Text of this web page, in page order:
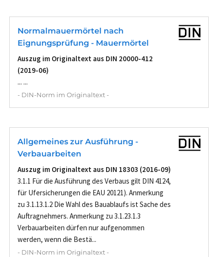
Normalmauermörtel nach
Eignungsprüfung - Mauermörtel
Auszug im Originaltext aus DIN 20000-412
(2019-06)
... ...
- DIN-Norm im Originaltext -
Allgemeines zur Ausführung -
Verbauarbeiten
Auszug im Originaltext aus DIN 18303 (2016-09)
3.1.1 Für die Ausführung des Verbaus gilt DIN 4124,
für Ufersicherungen die EAU 20121). Anmerkung
zu 3.1.13.1.2 Die Wahl des Bauablaufs ist Sache des
Auftragnehmers. Anmerkung zu 3.1.23.1.3
Verbauarbeiten dürfen nur aufgenommen
werden, wenn die Bestä...
- DIN-Norm im Originaltext -